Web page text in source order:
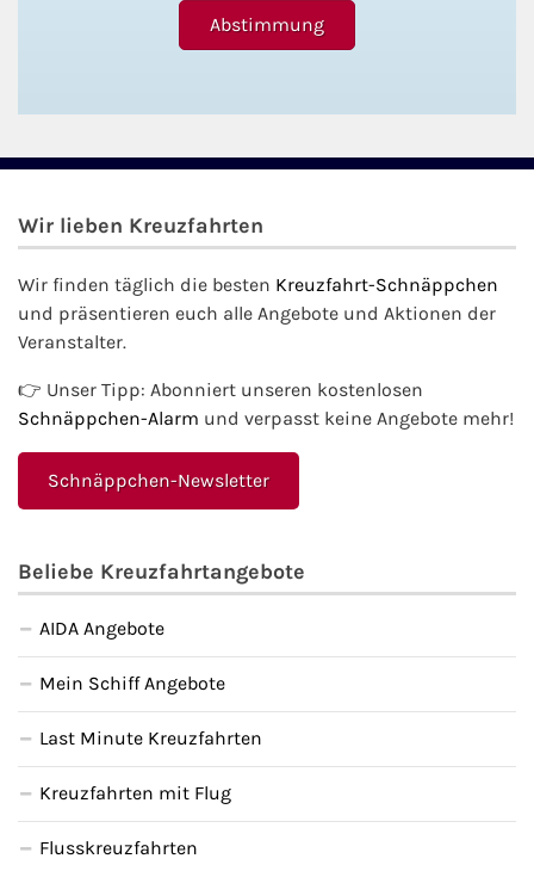
Wir lieben Kreuzfahrten
Wir finden täglich die besten Kreuzfahrt-Schnäppchen
und präsentieren euch alle Angebote und Aktionen der
Veranstalter.
👉 Unser Tipp: Abonniert unseren kostenlosen
Schnäppchen-Alarm und verpasst keine Angebote mehr!
Schnäppchen-Newsletter
Beliebe Kreuzfahrtangebote
AIDA Angebote
Mein Schiff Angebote
Last Minute Kreuzfahrten
Kreuzfahrten mit Flug
Flusskreuzfahrten